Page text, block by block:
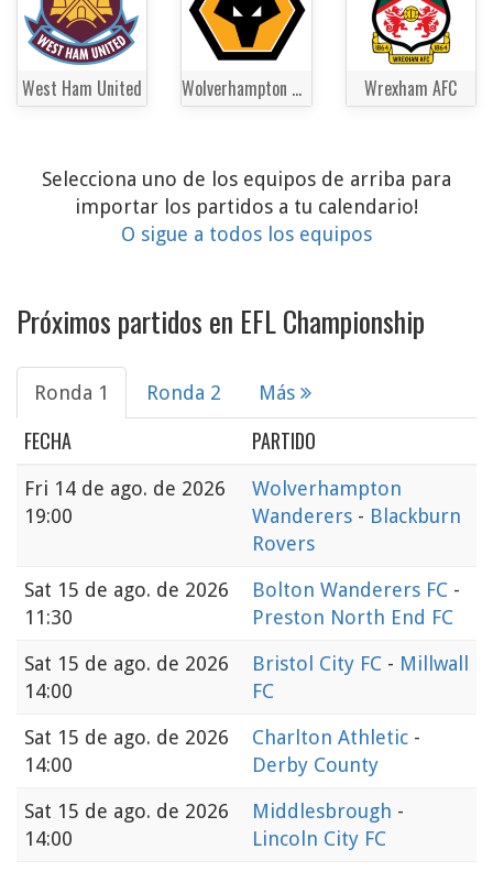
West Ham United Wolverhampton Wanderers Wrexham AFC
Selecciona uno de los equipos de arriba para
importar los partidos a tu calendario!
O sigue a todos los equipos
Próximos partidos en EFL Championship
Ronda 1 Ronda 2 Más
FECHA PARTIDO
Fri 14 de ago. de 2026
19:00
Wolverhampton
Wanderers - Blackburn
Rovers
Sat 15 de ago. de 2026
11:30
Bolton Wanderers FC -
Preston North End FC
Sat 15 de ago. de 2026
14:00
Bristol City FC - Millwall
FC
Sat 15 de ago. de 2026
14:00
Charlton Athletic -
Derby County
Sat 15 de ago. de 2026
14:00
Middlesbrough -
Lincoln City FC